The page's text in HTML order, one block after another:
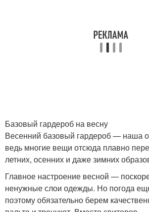
Мода для полных весна
Платья для полных
женщин
Базовый гардероб на весну
Весенний базовый гардероб — наша
ведь многие вещи отсюда плавно
летних, осенних и даже зимних
Главное настроение весной —
ненужные слои одежды. Но погода
поэтому обязательно берем